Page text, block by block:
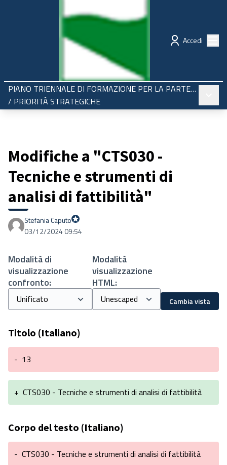
Regione Emilia-Romagna Partecipazione
Accedi
PIANO TRIENNALE DI FORMAZIONE PER LA PARTECIPAZIONE 2025-2027
/ PRIORITÀ STRATEGICHE
Modifiche a "CTS030 -
Tecniche e strumenti di
analisi di fattibilità"
Stefania Caputo
Proprio Stefania
03/12/2024 09:54
Modalità di
visualizzazione
confronto:
Modalità
visualizzazione
HTML:
Cambia vista
Titolo (Italiano)
- 13
+ CTS030 - Tecniche e strumenti di analisi di fattibilità
Corpo del testo (Italiano)
- CTS030 - Tecniche e strumenti di analisi di fattibilità